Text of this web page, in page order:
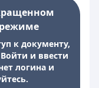
к документу,
и ввести
логина и